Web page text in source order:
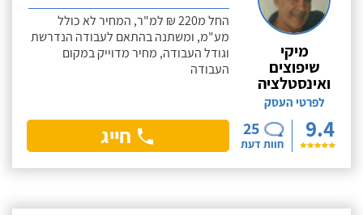
מיקי
שיפוצים
ואינסטלציה
לפרטי העסק
9.4
25
חוות דעת
החל מ220 ₪ למ"ר, המחיר לא כולל
מע"מ, ומשתנה בהתאם לעבודה הנדרשת
וגודל העבודה, מחיר מדוייק במקום
העבודה
חייג